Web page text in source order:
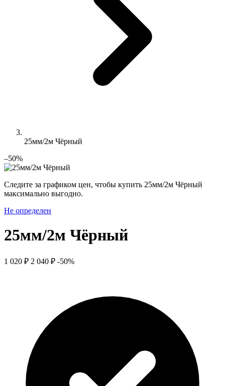
25мм/2м Чёрный
–50%
Следите за графиком цен, чтобы купить 25мм/2м Чёрный
максимально выгодно.
Не определен
25мм/2м Чёрный
1 020 ₽ 2 040 ₽ -50%